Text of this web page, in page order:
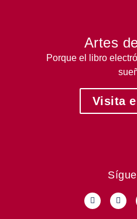
Artes
Porque el libro
Visita